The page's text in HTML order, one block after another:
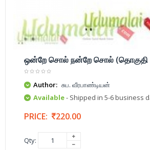
ஒன்றே சொல் நன்றே சொல் (தொகுதி
Author: சுப. வீரபாண்டியன்
Available- Shipped in 5-6 business
PRICE: 220.00
Qty: